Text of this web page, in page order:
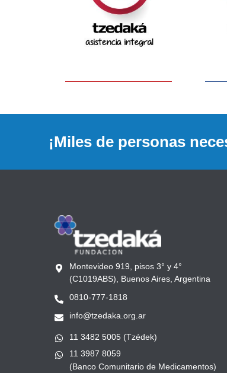
¡Miles de personas
Montevideo 919, pisos 3° y 4°
(C1019ABS), Buenos Aires, Argentina
0810-777-1818
info@tzedaka.org.ar
11 3482 5005 (Tzédek)
11 3987 8059
(Banco Comunitario de Medicamentos)